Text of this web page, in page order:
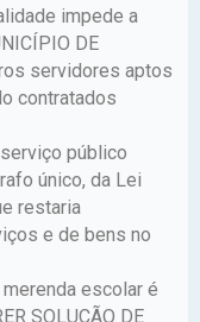
impede a
DE
servidores aptos
contratados
público
único, da Lei
restaria
e de bens no
escolar é
SOLUÇÃO DE